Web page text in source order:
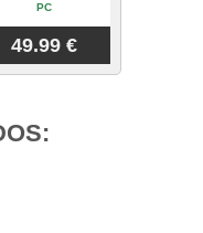
PC
49.99 €